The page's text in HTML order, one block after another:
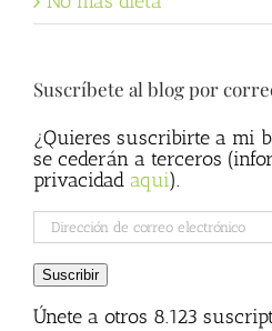
Suscríbete al blog por
¿Quieres suscribirte a mi
se cederán a terceros
privacidad aqui).
Dirección
de
correo
electrónico
Suscribir
Únete a otros 8.123